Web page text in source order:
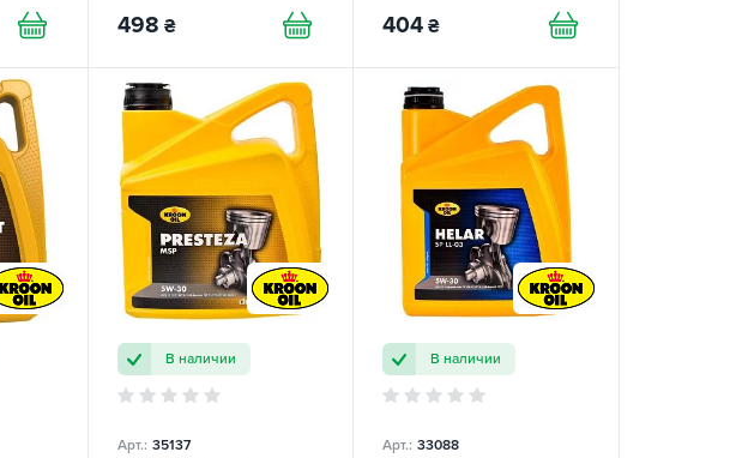
498 ₴ 404 ₴
В наличии
Арт.: 35137
В наличии
Арт.: 33088